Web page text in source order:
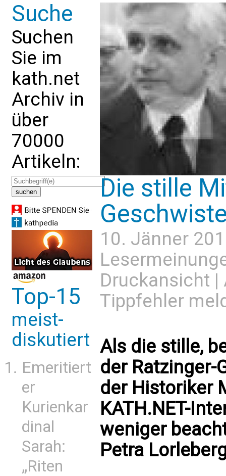
Suche
Suchen
Sie im
kath.net
Archiv in
über
70000
Artikeln:
Top-15
meist-
diskutiert
Emeritiert
er
Kurienkar
dinal
Sarah:
„Riten
Die stille
10. Jänner
Druckansicht |
Tippfehler
Als die stille,
der Ratzinger-
der Historiker
KATH.NET-
weniger
Petra